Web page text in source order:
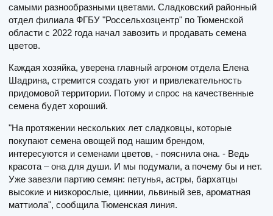
самыми разнообразными цветами. Сладковский районный
отдел филиала ФГБУ "Россельхозцентр" по Тюменской
области с 2022 года начал завозить и продавать семена
цветов.
Каждая хозяйка, уверена главный агроном отдела Елена
Шадрина, стремится создать уют и привлекательность
придомовой территории. Потому и спрос на качественные
семена будет хороший.
"На протяжении нескольких лет сладковцы, которые
покупают семена овощей под нашим брендом,
интересуются и семенами цветов, - пояснила она. - Ведь
красота – она для души. И мы подумали, а почему бы и нет.
Уже завезли партию семян: петунья, астры, бархатцы
высокие и низкорослые, циннии, львиный зев, ароматная
маттиола", сообщила Тюменская линия.